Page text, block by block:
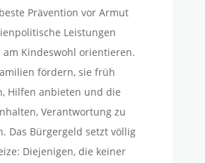
Prävention vor Armut
Leistungen
am Kindeswohl orientieren.
fördern, sie früh
Hilfen anbieten und die
Verantwortung zu
Das Bürgergeld setzt völlig
Diejenigen, die keiner